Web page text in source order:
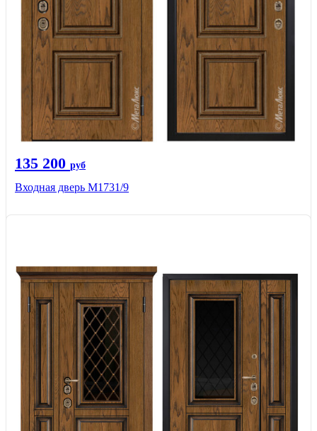
135 200 руб
Входная дверь М1731/9